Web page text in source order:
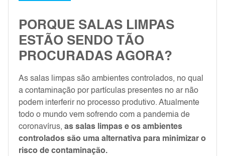
PORQUE SALAS LIMPAS
ESTÃO SENDO TÃO
PROCURADAS AGORA?
As salas limpas são ambientes controlados, no qual
a contaminação por partículas presentes no ar não
podem interferir no processo produtivo. Atualmente
todo o mundo vem sofrendo com a pandemia de
coronavírus, as salas limpas e os ambientes
controlados são uma alternativa para minimizar o
risco de contaminação.